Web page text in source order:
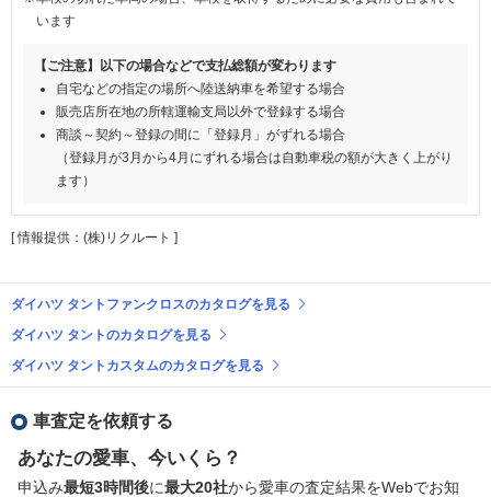
います
【ご注意】以下の場合などで支払総額が変わります
自宅などの指定の場所へ陸送納車を希望する場合
販売店所在地の所轄運輸支局以外で登録する場合
商談～契約～登録の間に「登録月」がずれる場合
（登録月が3月から4月にずれる場合は自動車税の額が大きく上がり
ます）
[ 情報提供：(株)リクルート ]
ダイハツ タントファンクロスのカタログを見る
ダイハツ タントのカタログを見る
ダイハツ タントカスタムのカタログを見る
車査定を依頼する
あなたの愛車、今いくら？
申込み最短3時間後に最大20社から愛車の査定結果をWebでお知